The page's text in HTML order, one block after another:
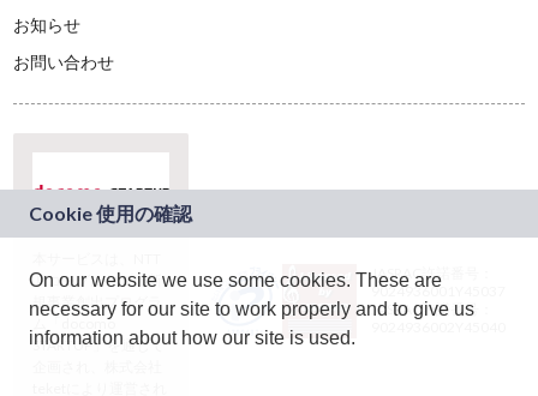
お知らせ
お問い合わせ
ドコモグループの新
規事業創出プログラ
ム「docomo
STARTUP」を通じて
JASRAC許諾番号：
9024936001Y45037
JASRAC許諾番号：
On our website we use some cookies. These are
necessary for our site to work properly and to give us
information about how our site is used.